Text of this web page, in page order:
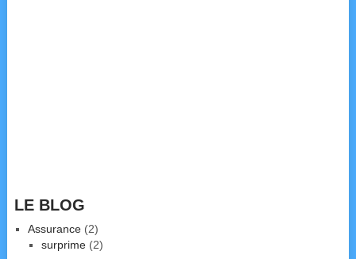
LE BLOG
Assurance(2)
surprime(2)